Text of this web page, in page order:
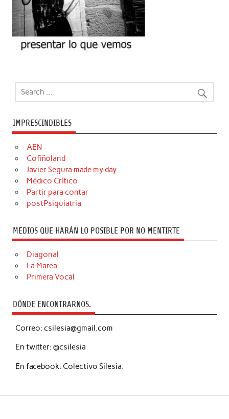
IMPRESCINDIBLES
AEN
Cofiñoland
Javier Segura made my day
Médico Crítico
Partir para contar
postPsiquiatria
MEDIOS QUE HARÁN LO POSIBLE POR NO MENTIRTE
Diagonal
La Marea
Primera Vocal
DÓNDE ENCONTRARNOS.
Correo: csilesia@gmail.com
En twitter: @csilesia
En facebook: Colectivo Silesia.